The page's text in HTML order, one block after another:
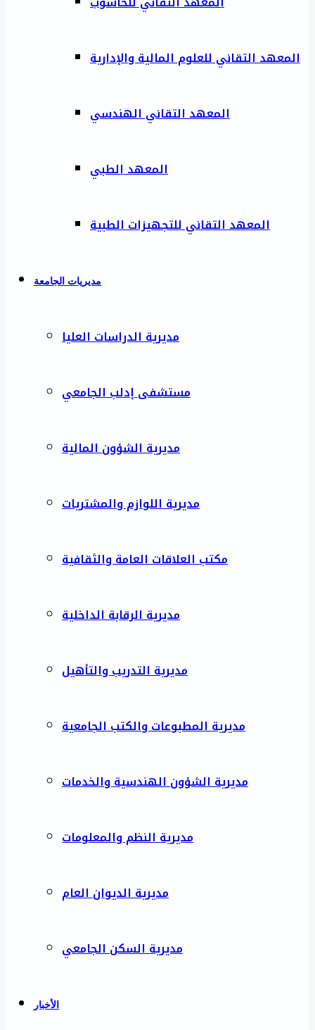
المعهد التقاني للعلوم المالية والإدارية
المعهد التقاني الهندسي
المعهد الطبي
المعهد التقاني للتجهيزات الطبية
مديريات الجامعة
مديرية الدراسات العليا
مستشفى إدلب الجامعي
مديرية الشؤون المالية
مديرية اللوازم والمشتريات
مكتب العلاقات العامة والثقافية
مديرية الرقابة الداخلية
مديرية التدريب والتأهيل
مديرية المطبوعات والكتب الجامعية
مديرية الشؤون الهندسية والخدمات
مديرية النظم والمعلومات
مديرية الديوان العام
مديرية السكن الجامعي
الأخبار